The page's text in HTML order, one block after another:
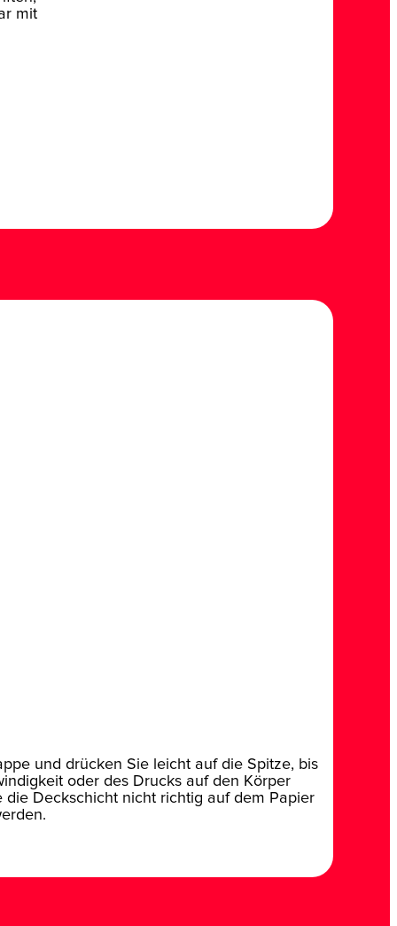
mit
und drücken Sie leicht auf die Spitze, bis
oder des Drucks auf den Körper
Deckschicht nicht richtig auf dem Papier